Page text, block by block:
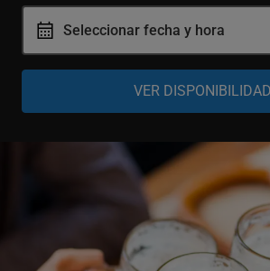
Seleccionar fecha y hora